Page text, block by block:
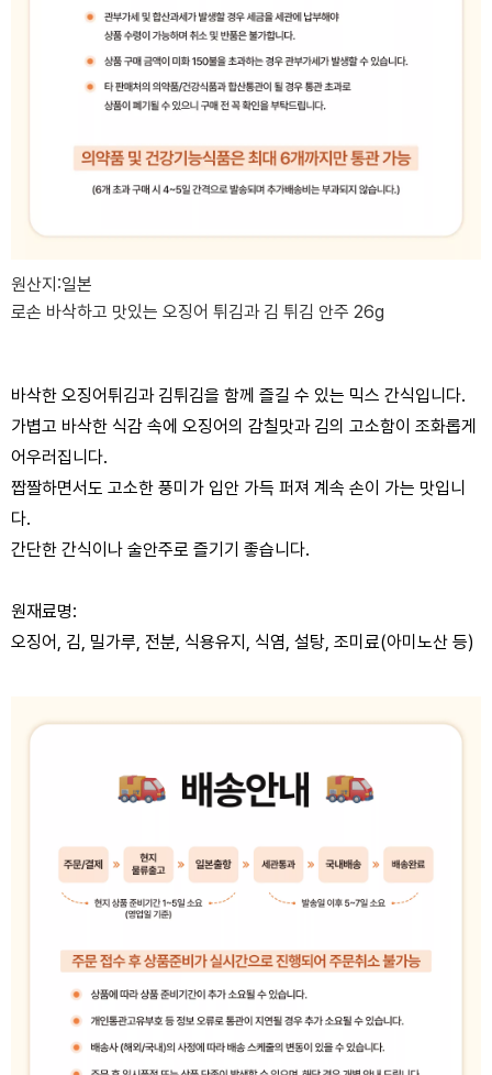
원산지:일본
로손 바삭하고 맛있는 오징어 튀김과 김 튀김 안주 26g
바삭한 오징어튀김과 김튀김을 함께 즐길 수 있는 믹스 간식입니다.
가볍고 바삭한 식감 속에 오징어의 감칠맛과 김의 고소함이 조화롭게
어우러집니다.
짭짤하면서도 고소한 풍미가 입안 가득 퍼져 계속 손이 가는 맛입니
다.
간단한 간식이나 술안주로 즐기기 좋습니다.
원재료명:
오징어, 김, 밀가루, 전분, 식용유지, 식염, 설탕, 조미료(아미노산 등)